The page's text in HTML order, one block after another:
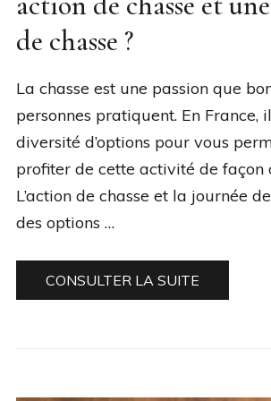
de chasse ?
La chasse est une passion que
personnes pratiquent. En France,
diversité d’options pour vous
profiter de cette activité de façon
L’action de chasse et la journée
des options …
CONSULTER LA SUITE